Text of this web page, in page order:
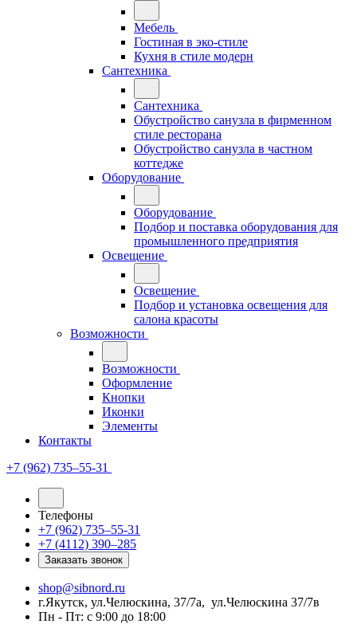
Мебель
Гостиная в эко-стиле
Кухня в стиле модерн
Сантехника
Сантехника
Обустройство санузла в фирменном
стиле ресторана
Обустройство санузла в частном
коттедже
Оборудование
Оборудование
Подбор и поставка оборудования для
промышленного предприятия
Освещение
Освещение
Подбор и установка освещения для
салона красоты
Возможности
Возможности
Оформление
Кнопки
Иконки
Элементы
Контакты
+7 (962) 735‒55-31
Телефоны
+7 (962) 735‒55-31
+7 (4112) 390‒285
Заказать звонок
shop@sibnord.ru
​г.Якутск, ул.Челюскина, 37/7а, ул.Челюскина 37/7в
Пн - Пт: с 9:00 до 18:00